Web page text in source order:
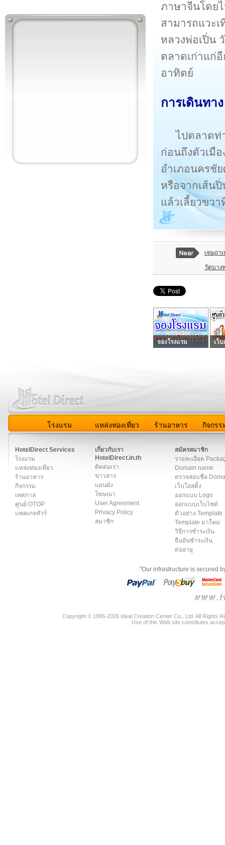
ภาษาจีนโดย
สามารถแวะเ
หลวงพ่อเปิ่น
ตลาดเก่าแก่
อาทิตย์
การเดินทาง
ไปตลาดท่
ก่อนถึงตัวเมื
อำเภอนครชั
หรือจากเส้น
แล้วเลี้ยวขว
เจษฎา
วัดบาง
จองโรงแรม เว็
โรงแรม แหล่งท่องเที่ยว ร้านอาหาร กิจกรร
HotelDirect Services
โรงแรม
แหล่งท่องเที่ยว
ร้านอาหาร
กิจกรรม
เทศกาล
ศูนย์ OTOP
แพคเกจทัวร์
เกี่ยวกับเรา
HotelDirect.in.th
ติดต่อเรา
ข่าวสาร
แผนผัง
โฆษณา
User Agreement
Privacy Policy
สมาชิก
สมัครสมาชิก
รายละเอียด
Domain name
ตรวจสอบชื่อ
เว็บโฮสติ้ง
ออกแบบ Logo
ออกแบบเว็บไซต์
ตัวอย่าง Template
Template มาใหม่
วิธีการชำระเงิน
ยืนยันชำระเงิน
ต่ออายุ
"Our infrastructure is secured
Copyright © 1995-2026 Ideal Creation Center Co., Ltd. All Rights
Use of this Web site constitutes